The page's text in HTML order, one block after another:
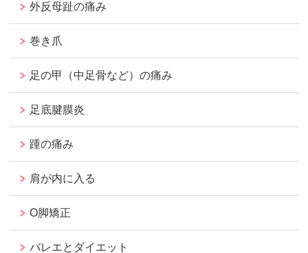
外反母趾の痛み
巻き爪
足の甲（中足骨など）の痛み
足底腱膜炎
踵の痛み
肩が内に入る
O脚矯正
バレエとダイエット